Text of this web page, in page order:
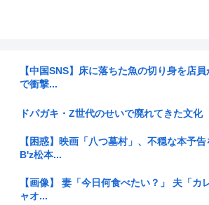
【中国SNS】床に落ちた魚の切り身を店
で衝撃...
ドパガキ・Z世代のせいで廃れてきた文化
【困惑】映画「八つ墓村」、不穏な本予
B'z松本...
【画像】 妻「今日何食べたい？」 夫「カ
ャオ...